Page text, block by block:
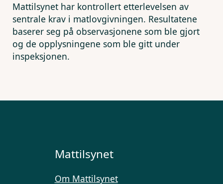
Mattilsynet har kontrollert etterlevelsen av
sentrale krav i matlovgivningen. Resultatene
baserer seg på observasjonene som ble gjort
og de opplysningene som ble gitt under
inspeksjonen.
Mattilsynet
Om Mattilsynet